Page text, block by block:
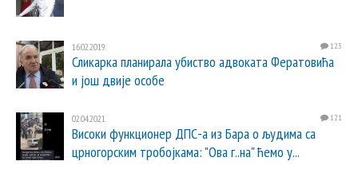
16.02.2019. 123
Сликарка планирала убиство адвоката Фератовића
и још двије особе
02.04.2021. 121
Високи функционер ДПС-а из Бара о људима са
црногорским тробојкама: "Ова г..на" ћемо у...